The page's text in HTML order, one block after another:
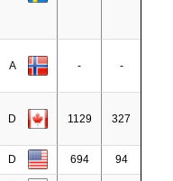
A - -
D 1129 327
D 694 94